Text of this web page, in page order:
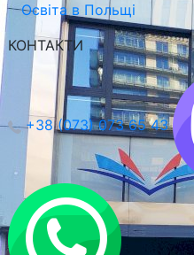
Освіта в Польщі
КОНТАКТИ
+38 (073) 073 65 43